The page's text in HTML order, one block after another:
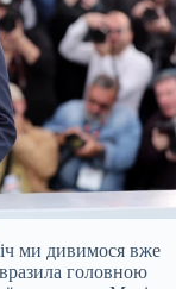
ми дивимося вже
головною